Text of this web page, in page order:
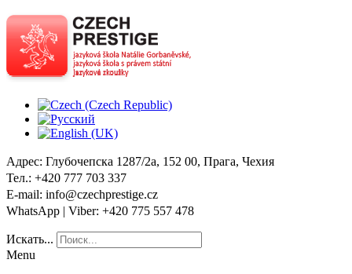
Адрес: Глубочепска 1287/2a, 152 00, Прага, Чехия
Тел.: +420 777 703 337
E-mail: info@czechprestige.cz
WhatsApp | Viber: +420 775 557 478
Искать...
Menu